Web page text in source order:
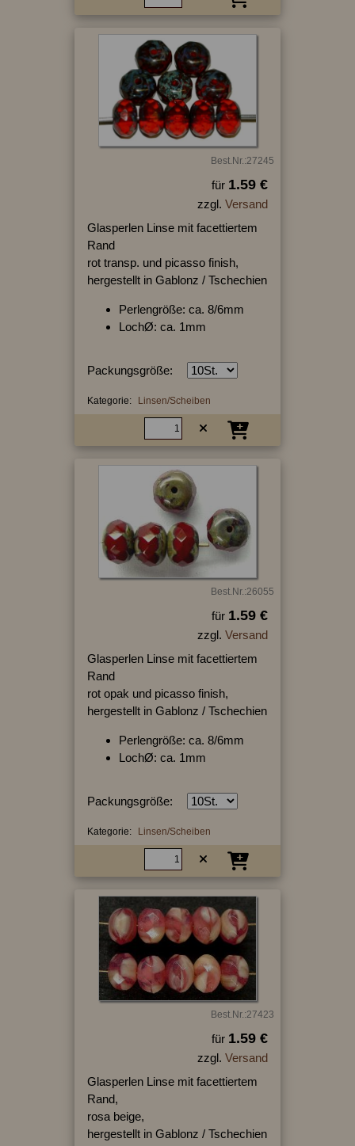
Best.Nr.:27245
für 1.59 €
zzgl. Versand
Glasperlen Linse mit facettiertem
Rand
rot transp. und picasso finish,
hergestellt in Gablonz / Tschechien
Perlengröße: ca. 8/6mm
LochØ: ca. 1mm
Packungsgröße:
Kategorie: Linsen/Scheiben
Best.Nr.:26055
für 1.59 €
zzgl. Versand
Glasperlen Linse mit facettiertem
Rand
rot opak und picasso finish,
hergestellt in Gablonz / Tschechien
Perlengröße: ca. 8/6mm
LochØ: ca. 1mm
Packungsgröße:
Kategorie: Linsen/Scheiben
Best.Nr.:27423
für 1.59 €
zzgl. Versand
Glasperlen Linse mit facettiertem
Rand,
rosa beige,
hergestellt in Gablonz / Tschechien